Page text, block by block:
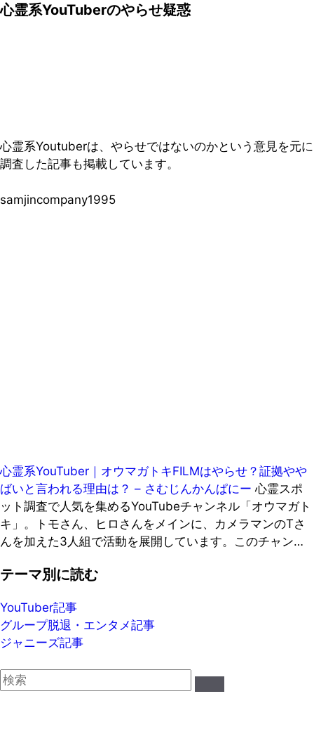
心霊系YouTuberのやらせ疑惑
心霊系Youtuberは、やらせではないのかという意見を元に
調査した記事も掲載しています。
samjincompany1995
心霊系YouTuber｜オウマガトキFILMはやらせ？証拠やや
ばいと言われる理由は？ – さむじんかんぱにー 心霊スポ
ット調査で人気を集めるYouTubeチャンネル「オウマガト
キ」。トモさん、ヒロさんをメインに、カメラマンのTさ
んを加えた3人組で活動を展開しています。このチャン…
テーマ別に読む
YouTuber記事
グループ脱退・エンタメ記事
ジャニーズ記事